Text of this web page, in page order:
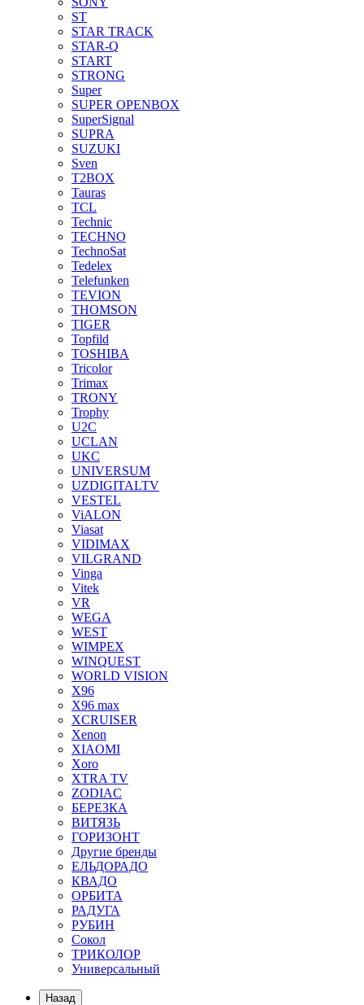
ST
STAR TRACK
STAR-Q
START
STRONG
Super
SUPER OPENBOX
SuperSignal
SUPRA
SUZUKI
Sven
T2BOX
Tauras
TCL
Technic
TECHNO
TechnoSat
Tedelex
Telefunken
TEVION
THOMSON
TIGER
Topfild
TOSHIBA
Tricolor
Trimax
TRONY
Trophy
U2C
UCLAN
UKC
UNIVERSUM
UZDIGITALTV
VESTEL
ViALON
Viasat
VIDIMAX
VILGRAND
Vinga
Vitek
VR
WEGA
WEST
WIMPEX
WINQUEST
WORLD VISION
X96
X96 max
XCRUISER
Xenon
XIAOMI
Xoro
XTRA TV
ZODIAC
БЕРЕЗКА
ВИТЯЗЬ
ГОРИЗОНТ
Другие бренды
ЕЛЬДОРАДО
КВАДО
ОРБИТА
РАДУГА
РУБИН
Сокол
ТРИКОЛОР
Универсальный
Назад